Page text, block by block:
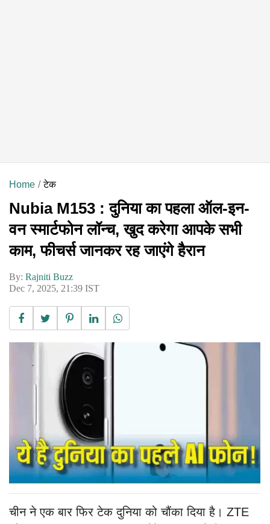
Home टेक
Nubia M153 : दुनिया का पहला ऑल-इन-
वन स्मार्टफोन लॉन्च, खुद करेगा आपके सभी
काम, फीचर्स जानकर रह जाएंगे हैरान
By: Rajniti Buzz
Dec 7, 2025, 21:39 IST
चीन ने एक बार फिर टेक दुनिया को चौंका दिया है। ZTE